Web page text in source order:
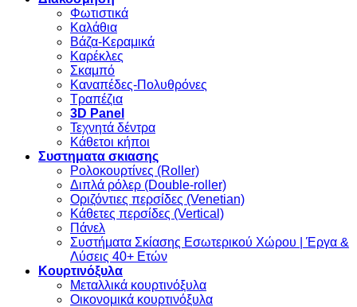
Φωτιστικά
Καλάθια
Βάζα-Κεραμικά
Καρέκλες
Σκαμπό
Καναπέδες-Πολυθρόνες
Τραπέζια
3D Panel
Τεχνητά δέντρα
Κάθετοι κήποι
Συστηματα σκιασης
Ρολοκουρτίνες (Roller)
Διπλά ρόλερ (Double-roller)
Οριζόντιες περσίδες (Venetian)
Κάθετες περσίδες (Vertical)
Πάνελ
Συστήματα Σκίασης Εσωτερικού Χώρου | Έργα &
Λύσεις 40+ Ετών
Κουρτινόξυλα
Μεταλλικά κουρτινόξυλα
Οικονομικά κουρτινόξυλα